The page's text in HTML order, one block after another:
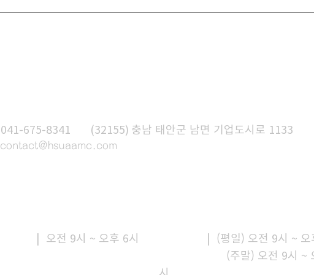
041-675-8341
contact@hsuaamc .com
(32155) 충남 태안군 남면 기업도시로 1133
| 오전 9시 ~ 오후 6시
| (평일) 오전 9시 ~ 오
(주말) 오전 9시 ~ 오
시